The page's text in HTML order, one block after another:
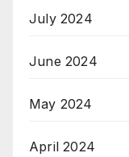
July 2024
June 2024
May 2024
April 2024